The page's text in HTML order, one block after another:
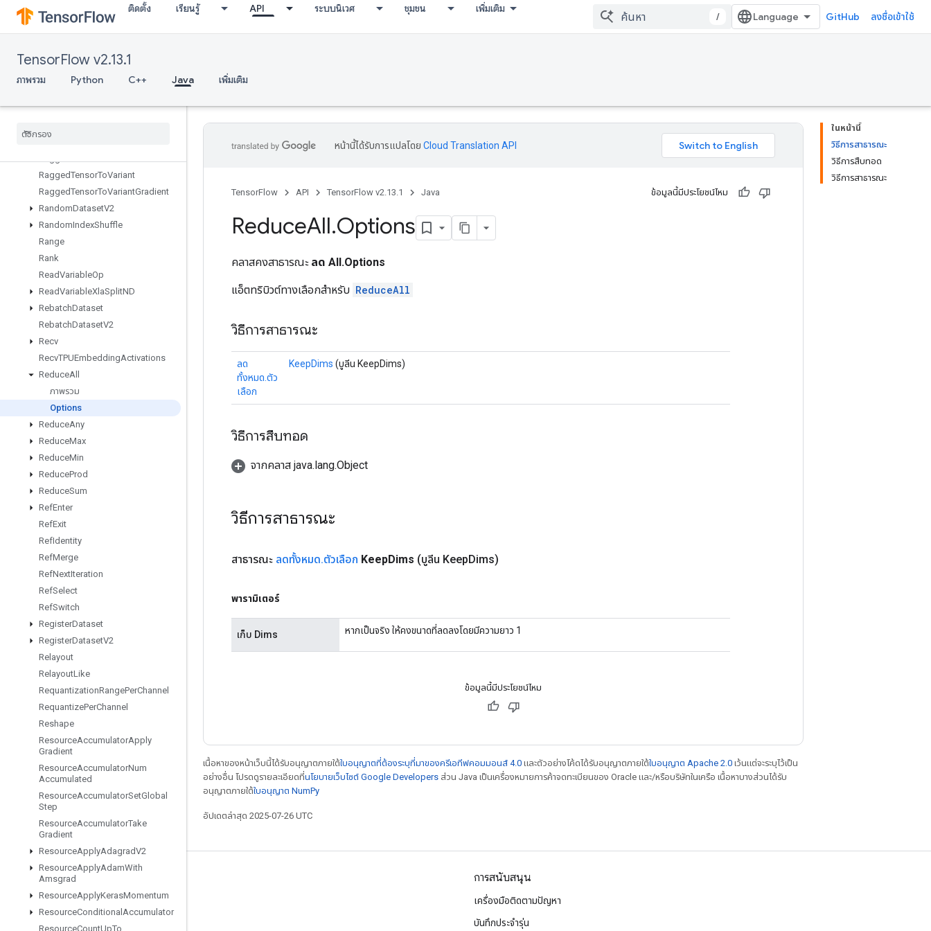
ติดตั้ง เรียนรู้ API ระบบนิเวศ ชุมชน เพิ่มเติม
/ GitHub ลงชื่อเข้าใช้
TensorFlow v2.13.1
ภาพรวม Python C++ Java เพิ่มเติม
RaggedBincount
RaggedCountSparseOutput
RaggedFillEmptyRows
RaggedFillEmptyRowsGrad
RaggedRange
RaggedTensorToVariant
RaggedTensorToVariantGradient
RandomDatasetV2
RandomIndexShuffle
Range
Rank
ReadVariableOp
ReadVariableXlaSplitND
RebatchDataset
RebatchDatasetV2
Recv
RecvTPUEmbeddingActivations
ReduceAll
ภาพรวม
Options
ReduceAny
ReduceMax
ReduceMin
ReduceProd
ReduceSum
RefEnter
RefExit
RefIdentity
RefMerge
RefNextIteration
RefSelect
RefSwitch
RegisterDataset
RegisterDatasetV2
Relayout
RelayoutLike
RequantizationRangePerChannel
RequantizePerChannel
Reshape
ResourceAccumulatorApply
Gradient
ResourceAccumulatorNum
Accumulated
ResourceAccumulatorSetGlobal
Step
ResourceAccumulatorTake
Gradient
ResourceApplyAdagradV2
ResourceApplyAdamWith
Amsgrad
ResourceApplyKerasMomentum
ResourceConditional Accumulator
ResourceCountUpTo
ในหน้านี้
วิธีการสาธารณะ
วิธีการสืบทอด
วิธีการสาธารณะ
หน้านี้ได้รับการแปลโดย Cloud Translation API
TensorFlow API TensorFlow v2.13.1 Java ข้อมูลนี้มีประโยชน์ไหม
ReduceAll.Options
คลาสคงสาธารณะ ลด All.Options
แอ็ตทริบิวต์ทางเลือกสำหรับ ReduceAll
วิธีการสาธารณะ
ลด
ทั้งหมด.ตัว
เลือก
KeepDims (บูลีน KeepDims)
วิธีการสืบทอด
จากคลาส java.lang.Object
วิธีการสาธารณะ
สาธารณะ ลดทั้งหมด.ตัวเลือก KeepDims (บูลีน KeepDims)
พารามิเตอร์
เก็บ Dims หากเป็นจริง ให้คงขนาดที่ลดลงโดยมีความยาว 1
ข้อมูลนี้มีประโยชน์ไหม
เนื้อหาของหน้าเว็บนี้ได้รับอนุญาตภายใต้ใบอนุญาตที่ต้องระบุที่มาของครีเอทีฟคอมมอนส์ 4.0 และตัวอย่างโค้ดได้รับอนุญาตภายใต้ใบอนุญาต Apache 2.0 เว้นแต่จะระบุไว้เป็น
อย่างอื่น โปรดดูรายละเอียดที่นโยบายเว็บไซต์ Google Developers ส่วน Java เป็นเครื่องหมายการค้าจดทะเบียนของ Oracle และ/หรือบริษัทในเครือ เนื้อหาบางส่วนได้รับ
อนุญาตภายใต้ใบอนุญาต NumPy
อัปเดตล่าสุด 2025-07-26 UTC
เชื่อมต่อเสมอ
บล็อก
การสนับสนุน
เครื่องมือติดตามปัญหา
บันทึกประจำรุ่น